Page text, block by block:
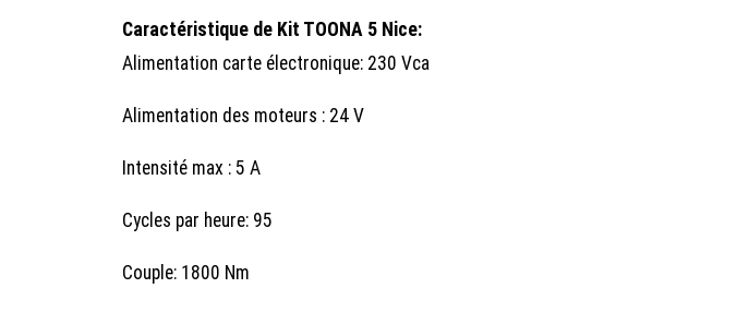
Caractéristique de Kit TOONA 5 Nice:
Alimentation carte électronique: 230 Vca
Alimentation des moteurs : 24 V
Intensité max : 5 A
Cycles par heure: 95
Couple: 1800 Nm